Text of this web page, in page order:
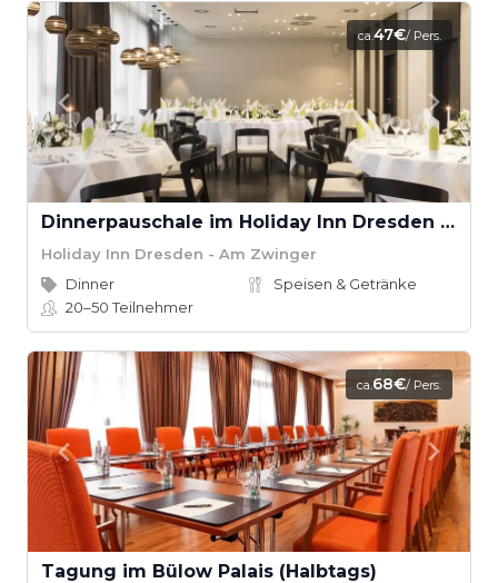
ca.47€/ Pers.
Dinnerpauschale im Holiday Inn Dresden - Am Zwinger
Holiday Inn Dresden - Am Zwinger
Dinner
Speisen & Getränke
20–50Teilnehmer
ca.68€/ Pers.
Tagung im Bülow Palais (Halbtags)